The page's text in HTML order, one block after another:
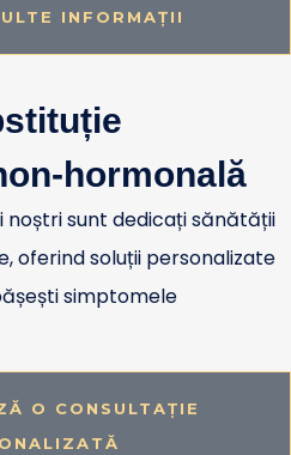
INFORMAȚII
hormonală
noștri sunt dedicați sănătății
oferind soluții personalizate
simptomele
O CONSULTAȚIE